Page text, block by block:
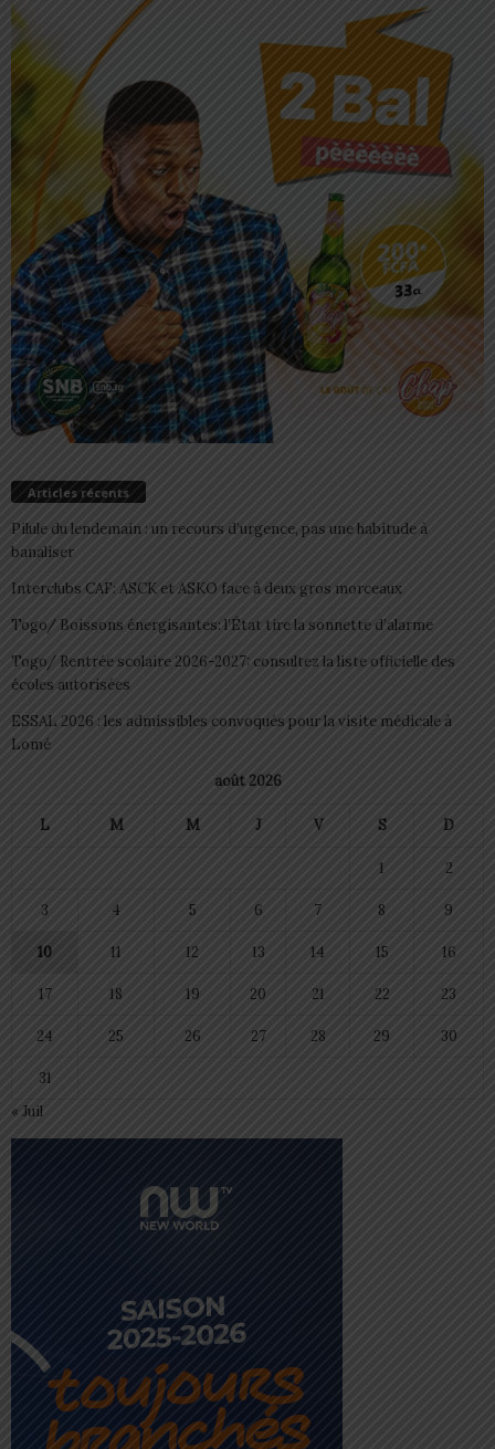
Articles récents
Pilule du lendemain : un recours d’urgence, pas une habitude à
banaliser
Interclubs CAF: ASCK et ASKO face à deux gros morceaux
Togo/ Boissons énergisantes: l’État tire la sonnette d’alarme
Togo/ Rentrée scolaire 2026-2027: consultez la liste officielle des
écoles autorisées
ESSAL 2026 : les admissibles convoqués pour la visite médicale à
Lomé
août 2026
L M M J V S D
1 2
3 4 5 6 7 8 9
10 11 12 13 14 15 16
17 18 19 20 21 22 23
24 25 26 27 28 29 30
31
« Juil